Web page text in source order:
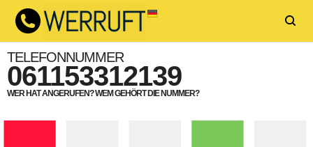
TELEFONNUMMER
061153312139
WER HAT ANGERUFEN? WEM GEHÖRT DIE NUMMER?